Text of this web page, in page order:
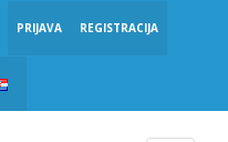
PRIJAVA REGISTRACIJA